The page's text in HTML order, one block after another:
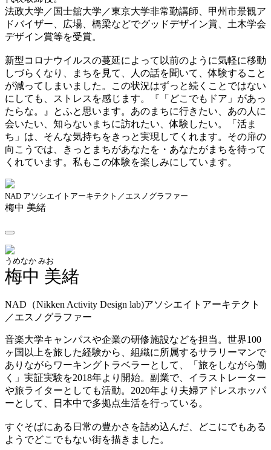
法政大学／国士舘大学／東京大学非常勤講師、甲州市景観ア
ドバイザー、広場、橋梁などでグッドデザイン賞、土木学会
デザイン賞等を受賞。
新型コロナウイルスの蔓延によって以前のように気軽に移動
しづらくなり、まちを見て、人の話を聞いて、体験すること
が減ってしまいました。この状況はずっと続くことではない
にしても、ストレスを感じます。『「どこでもドア」があっ
たらな。』とふと思います。あのまちに行きたい、あの人に
会いたい、知らないまちに訪れたい、体験したい。「活ま
ち」は、そんな気持ちをきっと実現してくれます。その扉の
向こうでは、きっとまちがあなたを・あなたがまちを待って
くれています。私もこの体験を楽しみにしています。
NAD アソシエイトアーキテクト／エスノグラファー
梅中 美緒
うめなか みお
梅中 美緒
NAD（Nikken Activity Design lab)アソシエイトアーキテクト
／エスノグラファー
音楽大学キャンパスや企業の研修施設などを担当。世界100
ヶ国以上を旅した経験から、組織に所属するサラリーマンで
ありながらワーキングトラベラーとして、「旅をしながら働
く」実証実験を2018年より開始。副業で、イラストレーター
や旅ライターとしても活動。2020年より夫婦アドレスホッパ
ーとして、日本中で多拠点生活を行っている。
すぐそばにある日常の豊かさを詰め込んだ、どこにでもある
ようでどこでもない街を描きました。